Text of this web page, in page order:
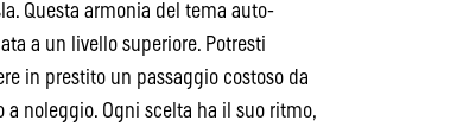
Questa armonia del tema auto-
a un livello superiore. Potresti
in prestito un passaggio costoso da
noleggio. Ogni scelta ha il suo ritmo,